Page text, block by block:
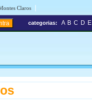
Claros |
categorias: A B C D E